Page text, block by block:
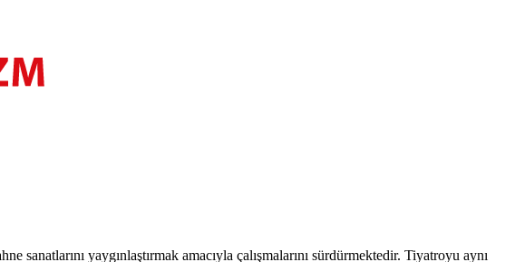
yaygınlaştırmak amacıyla çalışmalarını sürdürmektedir. Tiyatroyu aynı